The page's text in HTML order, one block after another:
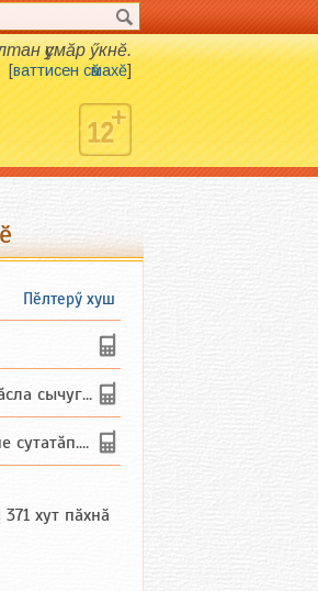
ҫумӑр ӳкнӗ.
[ваттисен сӑмахӗ]
Пӗлтерӳ хуш
сычуг) ...
Ха...
хут пӑхнӑ